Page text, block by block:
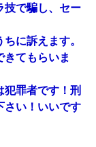
技で騙し、セー
に訴えます。
てもらいま
罪者です！刑
さい！いいです